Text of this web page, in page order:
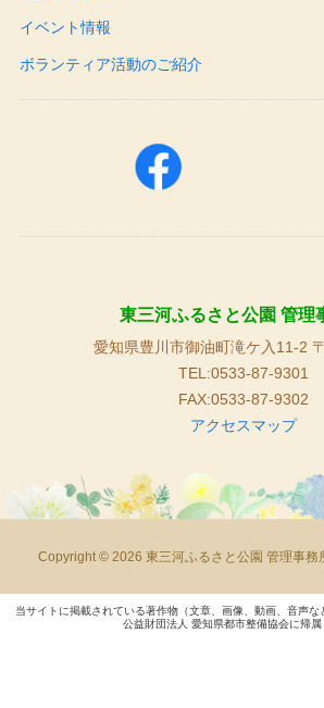
イベント情報
ボランティア活動のご紹介
東三河ふるさと公園 管理
愛知県豊川市御油町滝ケ入11-2
TEL:0533-87-9301
FAX:0533-87-9302
アクセスマップ
Copyright © 2026 東三河ふるさと公園 管理事務
当サイトに掲載されている著作物（文章、画像、動画、音声な
公益財団法人 愛知県都市整備協会に帰属